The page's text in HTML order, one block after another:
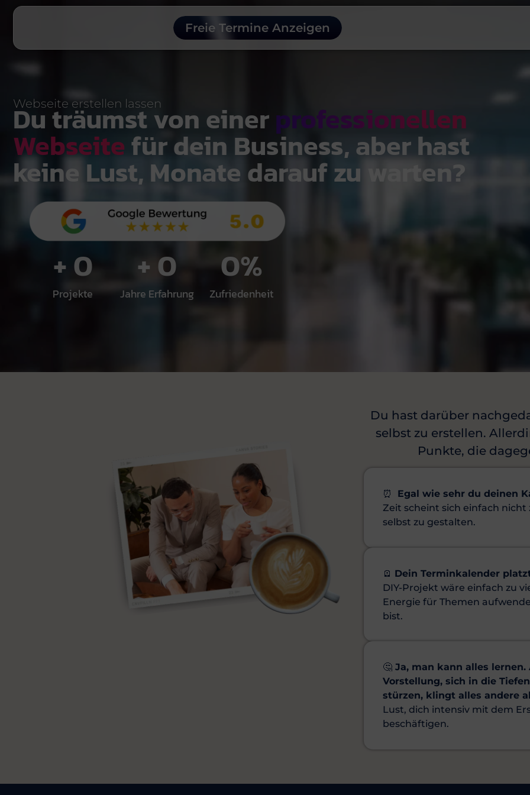
Freie Termine Anzeigen
Webseite erstellen lassen
Du träumst von einerprofessionellen
Webseitefür dein Business, aber hast
keine Lust, Monate darauf zu warten?
Projekte
+ 202
Jahre Erfahrung
+ 3
Zufriedenheit
24%
Du hast darüber
selbst zu erstellen.
Punkte, die
⏰
Egal wie sehr du deinen
Zeit scheint sich einfach
selbst zu gestalten.
🪫 Dein Terminkalender
DIY-Projekt wäre einfach zu
Energie für Themen
bist.
🤔 Ja, man kann alles
Vorstellung, sich in die
stürzen, klingt alles andere
Lust, dich intensiv mit dem
beschäftigen.